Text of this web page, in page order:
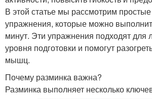
В этой статье мы рассмотрим
упражнения, которые можно
минут. Эти упражнения подходят для
уровня подготовки и помогут
мышц.
Почему разминка важна?
Разминка выполняет несколько